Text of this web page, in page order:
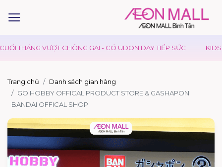
THÁNG VƯỢT CHÔNG GAI - CÓ UDON DAY TIẾP SỨC KIDS
Trang chủ
Danh sách gian hàng
GO HOBBY OFFICAL PRODUCT STORE & GASHAPON
BANDAI OFFICAL SHOP